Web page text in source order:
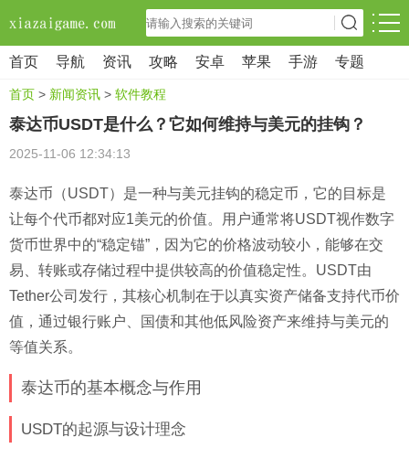
首页 导航 资讯 攻略 安卓 苹果 手游 专题
首页 > 新闻资讯 > 软件教程
泰达币USDT是什么？它如何维持与美元的挂钩？
2025-11-06 12:34:13
泰达币（USDT）是一种与美元挂钩的稳定币，它的目标是
让每个代币都对应1美元的价值。用户通常将USDT视作数字
货币世界中的“稳定锚”，因为它的价格波动较小，能够在交
易、转账或存储过程中提供较高的价值稳定性。USDT由
Tether公司发行，其核心机制在于以真实资产储备支持代币价
值，通过银行账户、国债和其他低风险资产来维持与美元的
等值关系。
泰达币的基本概念与作用
USDT的起源与设计理念